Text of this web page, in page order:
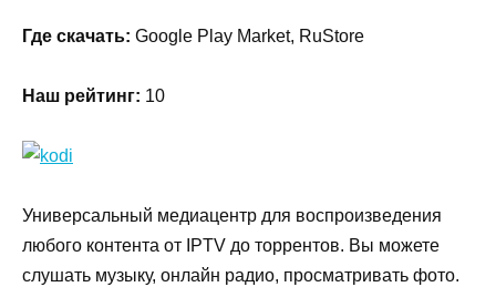
Где скачать: Google Play Market, RuStore
Наш рейтинг: 10
Универсальный медиацентр для воспроизведения
любого контента от IPTV до торрентов. Вы можете
слушать музыку, онлайн радио, просматривать фото.